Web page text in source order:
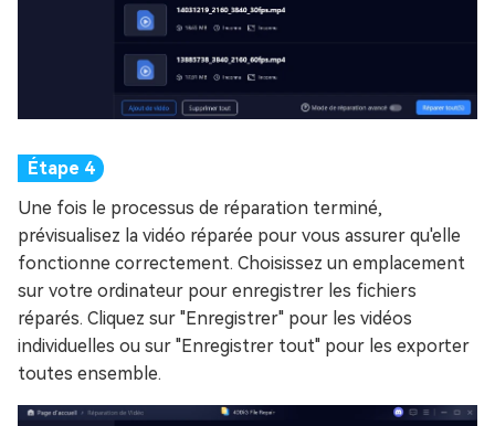
Une fois le processus de réparation terminé,
prévisualisez la vidéo réparée pour vous assurer qu'elle
fonctionne correctement. Choisissez un emplacement
sur votre ordinateur pour enregistrer les fichiers
réparés. Cliquez sur "Enregistrer" pour les vidéos
individuelles ou sur "Enregistrer tout" pour les exporter
toutes ensemble.